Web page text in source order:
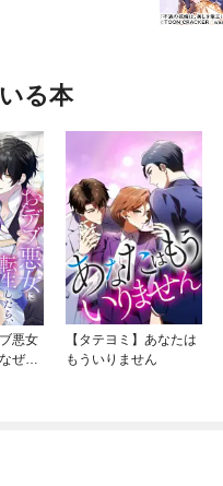
る本
悪女
ぜか
【タテヨミ】あなたは
もういりません